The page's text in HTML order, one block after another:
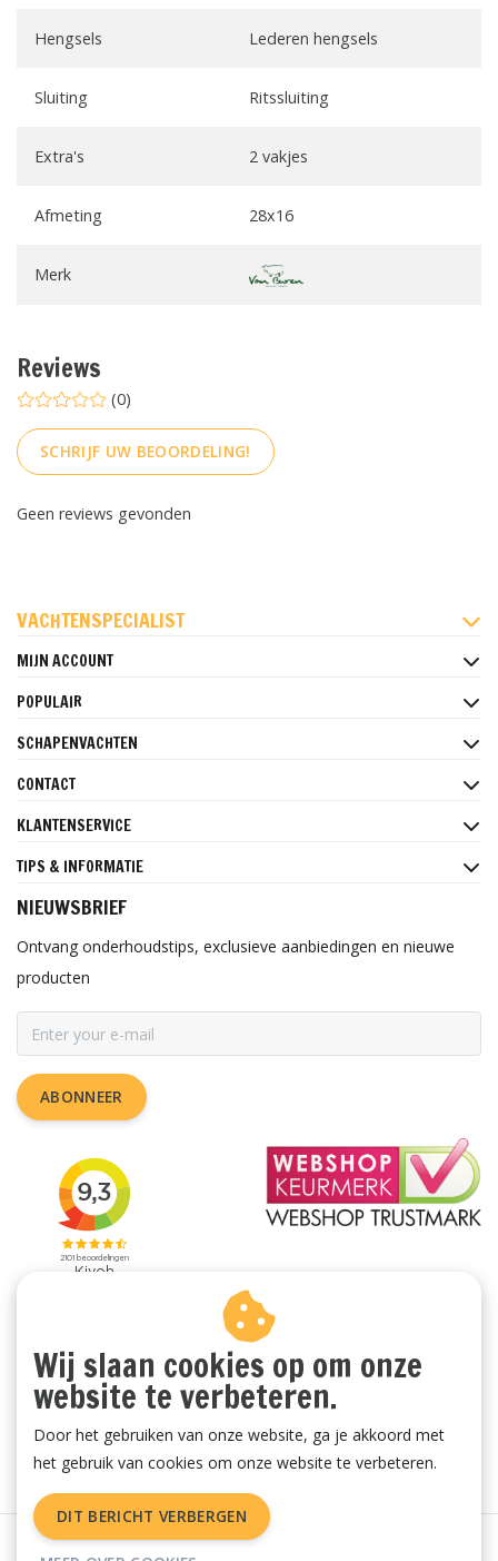
Hengsels Lederen hengsels
Sluiting Ritssluiting
Extra's 2 vakjes
Afmeting 28x16
Merk
Reviews
(0)
SCHRIJF UW BEOORDELING!
Geen reviews gevonden
VACHTENSPECIALIST
MIJN ACCOUNT
POPULAIR
SCHAPENVACHTEN
CONTACT
KLANTENSERVICE
TIPS & INFORMATIE
NIEUWSBRIEF
Ontvang onderhoudstips, exclusieve aanbiedingen en nieuwe
producten
ABONNEER
Algemene voorwaarden | Privacy Policy
Wij slaan cookies op om onze
website te verbeteren.
Door het gebruiken van onze website, ga je akkoord met
het gebruik van cookies om onze website te verbeteren.
DIT BERICHT VERBERGEN